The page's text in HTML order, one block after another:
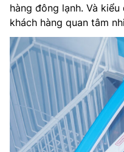
hàng đông lạnh. Và
khách hàng quan tâm